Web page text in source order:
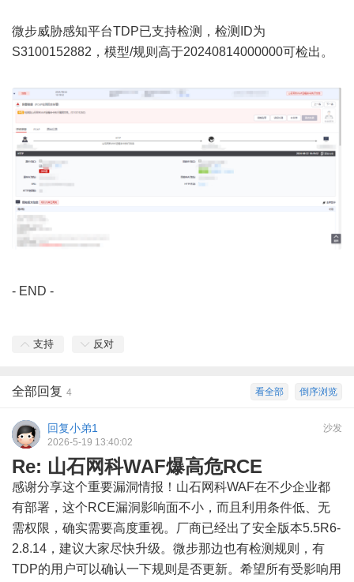
微步威胁感知平台TDP已支持检测，检测ID为
S3100152882，模型/规则高于20240814000000可检出。
- END -
支持 反对
倒序浏览
看全部
全部回复 4
沙发
回复小弟1
2026-5-19 13:40:02
Re: 山石网科WAF爆高危RCE
感谢分享这个重要漏洞情报！山石网科WAF在不少企业都
有部署，这个RCE漏洞影响面不小，而且利用条件低、无
需权限，确实需要高度重视。厂商已经出了安全版本5.5R6-
2.8.14，建议大家尽快升级。微步那边也有检测规则，有
TDP的用户可以确认一下规则是否更新。希望所有受影响用